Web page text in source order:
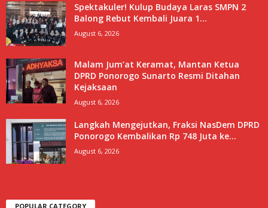
Spektakuler! Kulup Budaya Laras SMPN 2
Balong Rebut Kembali Juara 1...
August 6, 2026
Malam Jum’at Keramat, Mantan Ketua
DPRD Ponorogo Sunarto Resmi Ditahan
Kejaksaan
August 6, 2026
Langkah Mengejutkan, Fraksi NasDem DPRD
Ponorogo Kembalikan Rp 748 Juta ke...
August 6, 2026
POPULAR CATEGORY